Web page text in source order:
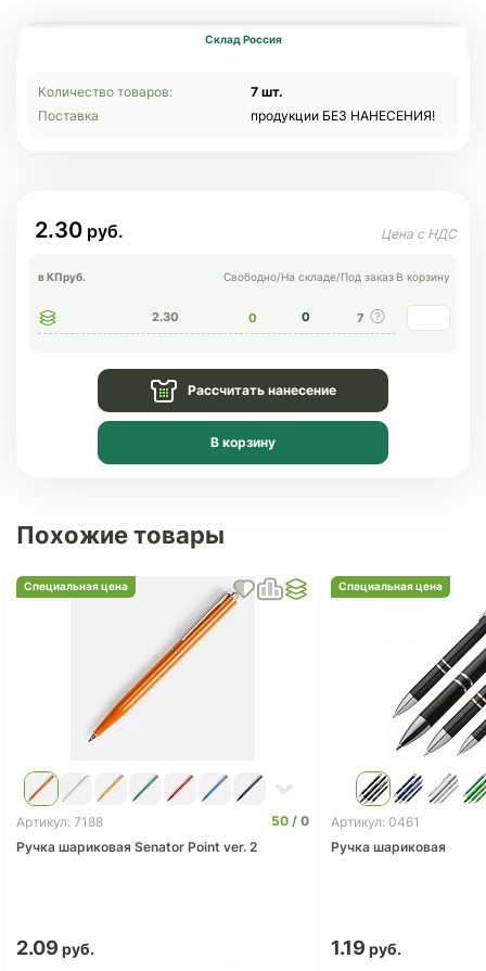
Склад Россия
Количество товаров:
7 шт.
Поставка
продукции БЕЗ НАНЕСЕНИЯ!
2.30
в КПруб. Свободно/На складе/Под заказ В корзину
2.30 0 0 7
Рассчитать нанесение
В корзину
Похожие товары
Специальная цена
Артикул: 7188 50
0
Ручка шариковая Senator Point ver. 2
2.09
Специальная цена
Артикул: 0461
Ручка шариковая
1.19